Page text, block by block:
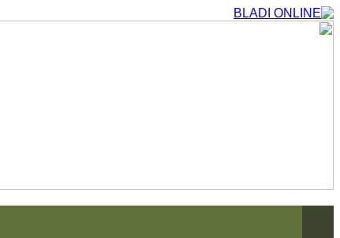
التجاوز
إلى